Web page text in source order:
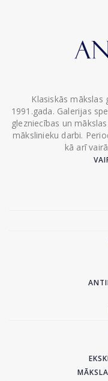
Klasiskās
1991.gada. Galerijas
glezniecības un
mākslinieku darbi.
kā arī